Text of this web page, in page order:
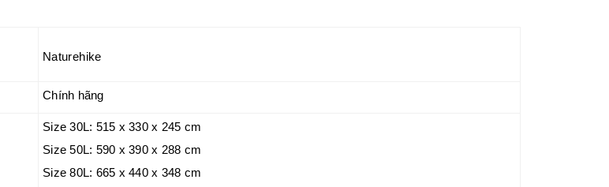
Naturehike
Chính hãng
Size 30L: 515 x 330 x 245 cm
Size 50L: 590 x 390 x 288 cm
Size 80L: 665 x 440 x 348 cm